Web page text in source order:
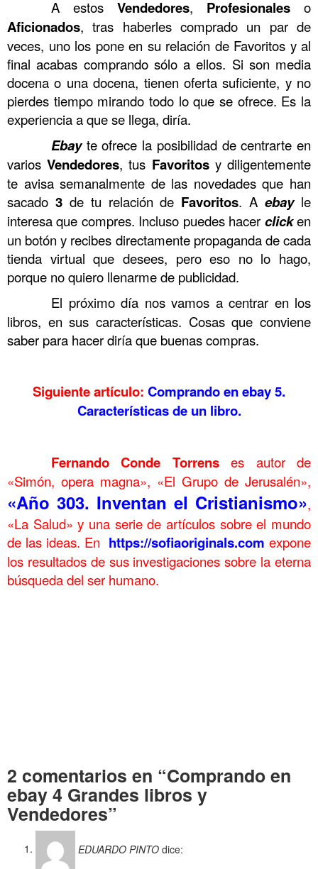
A estos Vendedores, Profesionales o
Aficionados, tras haberles comprado un par de
veces, uno los pone en su relación de Favoritos y al
final acabas comprando sólo a ellos. Si son media
docena o una docena, tienen oferta suficiente, y no
pierdes tiempo mirando todo lo que se ofrece. Es la
experiencia a que se llega, diría.
Ebayte ofrece la posibilidad de centrarte en
variosVendedores, tus Favoritosy diligentemente
te avisa semanalmente de las novedades que han
sacado 3 de tu relación de Favoritos. Aebay le
interesa que compres. Incluso puedes hacer click en
un botón y recibes directamente propaganda de cada
tienda virtual que desees, pero eso no lo hago,
porque no quiero llenarme de publicidad.
El próximo día nos vamos a centrar en los
libros, en sus características. Cosas que conviene
saber para hacer diría que buenas compras.
Siguiente artículo: Comprando en ebay 5.
Características de un libro.
Fernando Conde Torrenses autor de
«Simón, opera magna», «El Grupo de Jerusalén»,
«Año 303. Inventan el Cristianismo»,
«La Salud» y una serie de artículos sobre el mundo
de las ideas. En https://sofiaoriginals.com expone
los resultados de sus investigaciones sobre la eterna
búsqueda del ser humano.
2 comentarios en “Comprando en
ebay 4 Grandes libros y
Vendedores”
EDUARDO PINTO dice: